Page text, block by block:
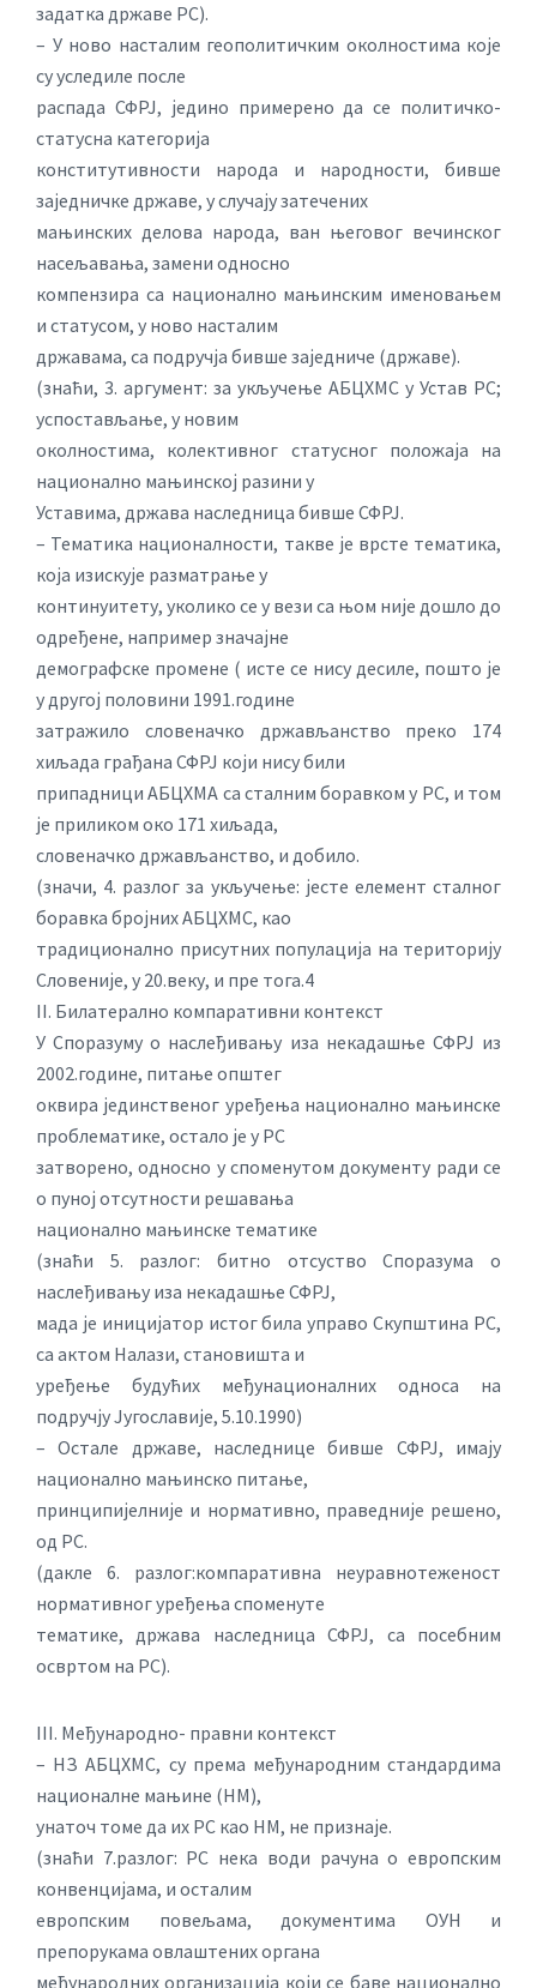
задатка државе РС).
– У ново насталим геополитичким околностима које
су уследиле после
распада СФРЈ, једино примерено да се политичко-
статусна категорија
конститутивности народа и народности, бивше
заједничке државе, у случају затечених
мањинских делова народа, ван његовог вечинског
насељавања, замени односно
компензира са национално мањинским именовањем
и статусом, у ново насталим
државама, са подручја бивше заједниче (државе).
(знаћи, 3. аргумент: за укључење АБЦХМС у Устав РС;
успостављање, у новим
околностима, колективног статусног положаја на
национално мањинској разини у
Уставима, држава наследница бивше СФРЈ.
– Тематика националности, такве је врсте тематика,
која изискује разматрање у
континуитету, уколико се у вези са њом није дошло до
одређене, например значајне
демографске промене ( исте се нису десиле, пошто је
у другој половини 1991.године
затражило словеначко држављанство преко 174
хиљада грађана СФРЈ који нису били
припадници АБЦХМА са сталним боравком у РС, и том
је приликом око 171 хиљада,
словеначко држављанство, и добило.
(значи, 4. разлог за укључење: јесте елемент сталног
боравка бројних АБЦХМС, као
традиционално присутних популација на територију
Словеније, у 20.веку, и пре тога.4
II. Билатерално компаративни контекст
У Споразуму о наслеђивању иза некадашње СФРЈ из
2002.године, питање општег
оквира јединственог уређења национално мањинске
проблематике, остало је у РС
затворено, односно у споменутом документу ради се
о пуној отсутности решавања
национално мањинске тематике
(знаћи 5. разлог: битно отсуство Споразума о
наслеђивању иза некадашње СФРЈ,
мада је иницијатор истог била управо Скупштина РС,
са актом Налази, становишта и
уређење будућих међунационалних односа на
подручју Југославије, 5.10.1990)
– Остале државе, наследнице бивше СФРЈ, имају
национално мањинско питање,
принципијелније и нормативно, праведније решено,
од РС.
(дакле 6. разлог:компаративна неуравнотеженост
нормативног уређења споменуте
тематике, држава наследница СФРЈ, са посебним
освртом на РС).
III. Међународно- правни контекст
– НЗ АБЦХМС, су према међународним стандардима
националне мањине (НМ),
унаточ томе да их РС као НМ, не признаје.
(знаћи 7.разлог: РС нека води рачуна о европским
конвенцијама, и осталим
европским повељама, документима ОУН и
препорукама овлаштених органа
међународних организација који се баве национално